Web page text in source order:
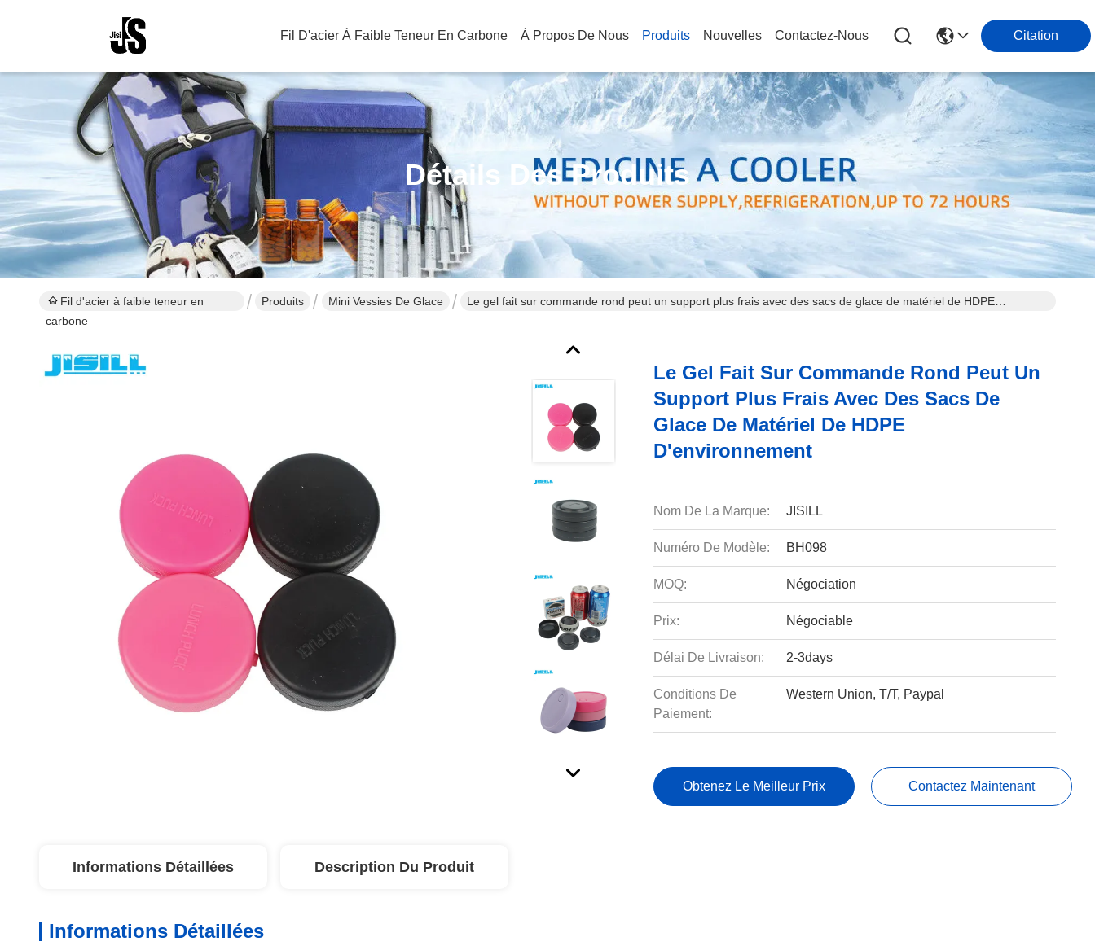
Fil D'acier À Faible Teneur En Carbone À Propos De Nous Produits Nouvelles Contactez-Nous Citation
Détails Des Produits
Fil d'acier à faible teneur en
carbone
Produits Mini Vessies De Glace
Le gel fait sur commande rond peut un support plus frais avec des sacs de glace de matériel de HDPE
Le Gel Fait Sur Commande Rond Peut Un
Support Plus Frais Avec Des Sacs De
Glace De Matériel De HDPE
D'environnement
Nom De La Marque: JISILL
Numéro De Modèle: BH098
MOQ: Négociation
Prix: Négociable
Délai De Livraison: 2-3days
Conditions De
Paiement:
Western Union, T/T, Paypal
Obtenez Le Meilleur Prix Contactez Maintenant
Informations Détaillées Description Du Produit
Informations Détaillées